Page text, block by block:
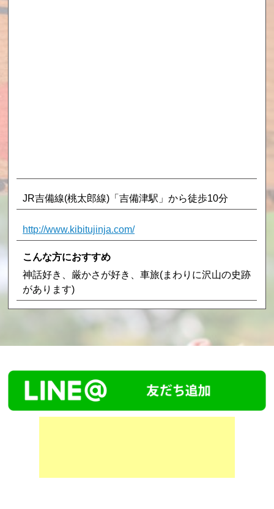
JR吉備線(桃太郎線)「吉備津駅」から徒歩10分
http://www.kibitujinja.com/
こんな方におすすめ
神話好き、厳かさが好き、車旅(まわりに沢山の史跡
があります)